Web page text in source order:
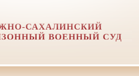
САХАЛИНСКИЙ
ВОЕННЫЙ СУД